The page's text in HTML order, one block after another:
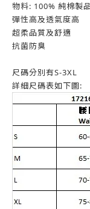
物料: 100% 純棉製
彈性高及透氣度高
超柔品質及舒適
抗菌防臭
尺碼分別有S-3XL
詳細尺碼表如下圖: